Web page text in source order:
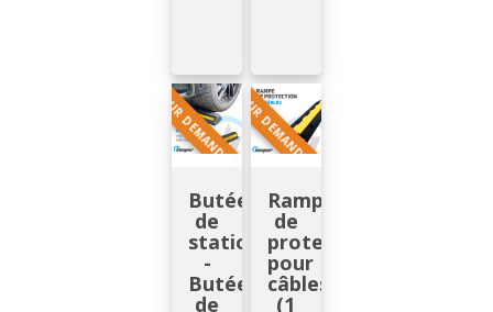
SUR DEMANDE
Butée
de
stationnement
-
Butée
de
SUR DEMANDE
Rampe
de
protection
pour
câbles
(1